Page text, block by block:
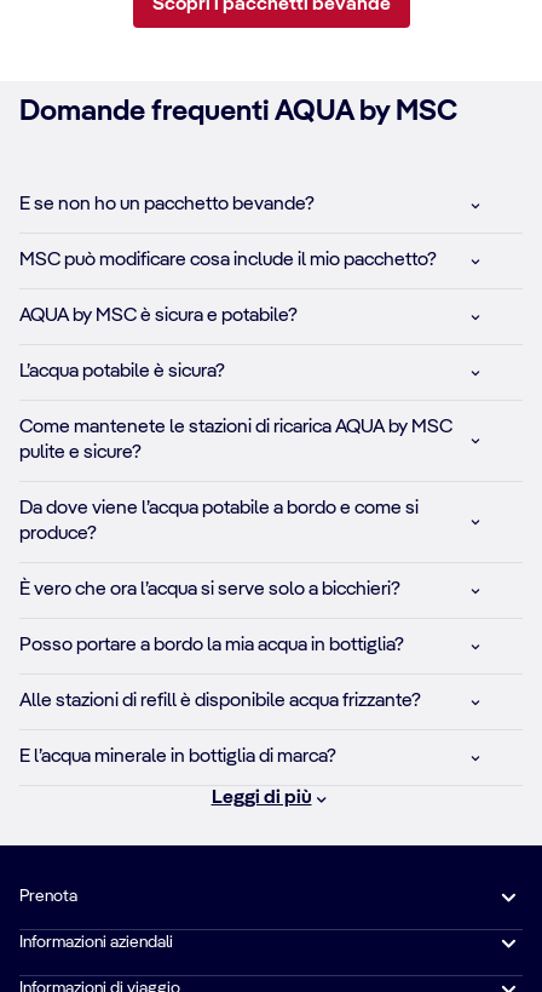
Scopri i pacchetti bevande
Domande frequenti AQUA by MSC
E se non ho un pacchetto bevande?
MSC può modificare cosa include il mio pacchetto?
AQUA by MSC è sicura e potabile?
L’acqua potabile è sicura?
Come mantenete le stazioni di ricarica AQUA by MSC
pulite e sicure?
Da dove viene l’acqua potabile a bordo e come si
produce?
È vero che ora l’acqua si serve solo a bicchieri?
Posso portare a bordo la mia acqua in bottiglia?
Alle stazioni di refill è disponibile acqua frizzante?
E l’acqua minerale in bottiglia di marca?
Leggi di più
Prenota
Informazioni aziendali
Informazioni di viaggio